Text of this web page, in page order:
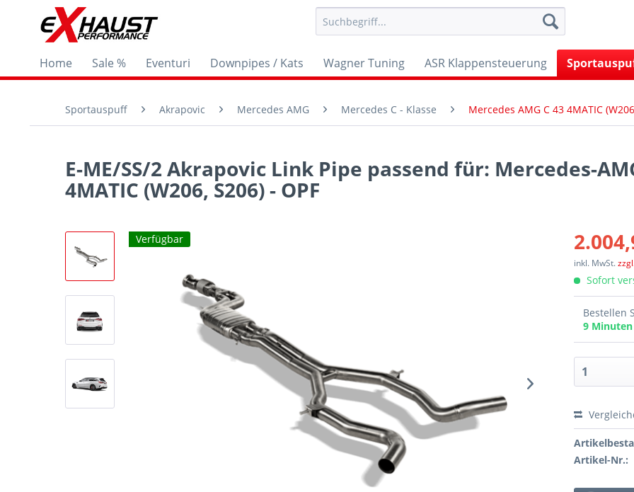
Home Sale % Eventuri Downpipes / Kats Wagner Tuning ASR Klappensteuerung
Sportauspuff Akrapovic Mercedes AMG Mercedes C - Klasse Mercedes AMG C 43 4MATIC
E-ME/SS/2 Akrapovic Link Pipe passend für: Mercedes-
4MATIC (W206, S206) - OPF
Verfügbar
inkl. MwSt.
Sofort
Bestellen
9
Artikel-Nr.: